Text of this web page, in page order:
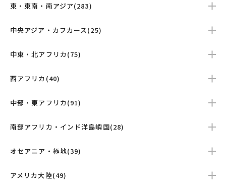
東・東南・南アジア(283)
中央アジア・カフカース(25)
中東・北アフリカ(75)
西アフリカ(40)
中部・東アフリカ(91)
南部アフリカ・インド洋島嶼国(28)
オセアニア・極地(39)
アメリカ大陸(49)